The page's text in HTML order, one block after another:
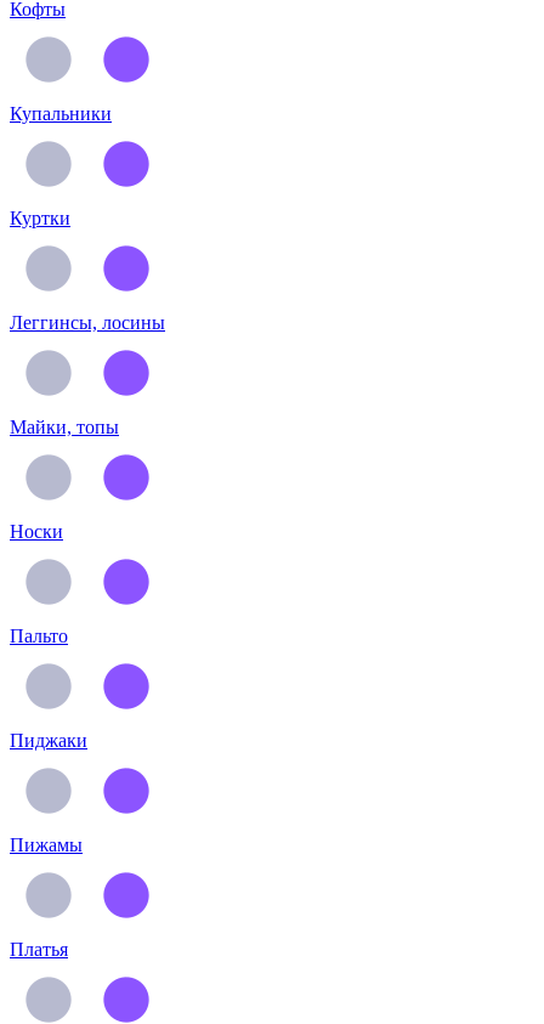
Кофты
Купальники
Куртки
Леггинсы, лосины
Майки, топы
Носки
Пальто
Пиджаки
Пижамы
Платья